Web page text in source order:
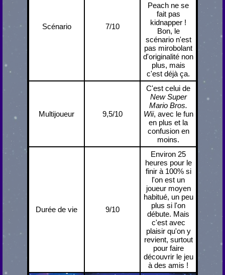
Scénario 7/10
Peach ne se
fait pas
kidnapper !
Bon, le
scénario n'est
pas mirobolant
d'originalité non
plus, mais
c'est déjà ça.
Multijoueur 9,5/10
C'est celui de
New Super
Mario Bros.
Wii, avec le fun
en plus et la
confusion en
moins.
Durée de vie 9/10
Environ 25
heures pour le
finir à 100% si
l'on est un
joueur moyen
habitué, un peu
plus si l'on
débute. Mais
c'est avec
plaisir qu'on y
revient, surtout
pour faire
découvrir le jeu
à des amis !